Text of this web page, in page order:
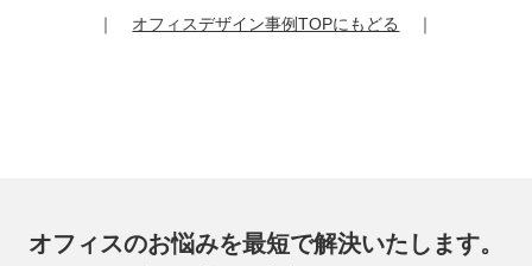
提供記録の開示を請求することができます。
7. 個人情報を提供されることの任意性
｜ オフィスデザイン事例TOPにもどる ｜
オフィスのお悩みを最短で解決いたします。